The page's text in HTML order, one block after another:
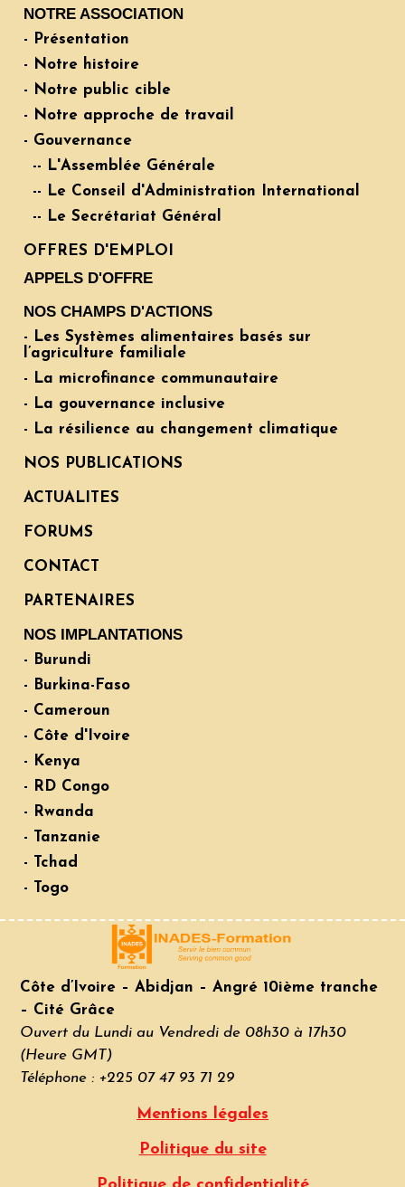
NOTRE ASSOCIATION
- Présentation
- Notre histoire
- Notre public cible
- Notre approche de travail
- Gouvernance
-- L'Assemblée Générale
-- Le Conseil d'Administration International
-- Le Secrétariat Général
OFFRES D'EMPLOI
APPELS D'OFFRE
NOS CHAMPS D'ACTIONS
- Les Systèmes alimentaires basés sur
l’agriculture familiale
- La microfinance communautaire
- La gouvernance inclusive
- La résilience au changement climatique
NOS PUBLICATIONS
ACTUALITES
FORUMS
CONTACT
PARTENAIRES
NOS IMPLANTATIONS
- Burundi
- Burkina-Faso
- Cameroun
- Côte d'Ivoire
- Kenya
- RD Congo
- Rwanda
- Tanzanie
- Tchad
- Togo
Côte d’Ivoire – Abidjan – Angré 10ième tranche
– Cité Grâce
Ouvert du Lundi au Vendredi de 08h30 à 17h30
(Heure GMT)
Téléphone : +225 07 47 93 71 29
Mentions légales
Politique du site